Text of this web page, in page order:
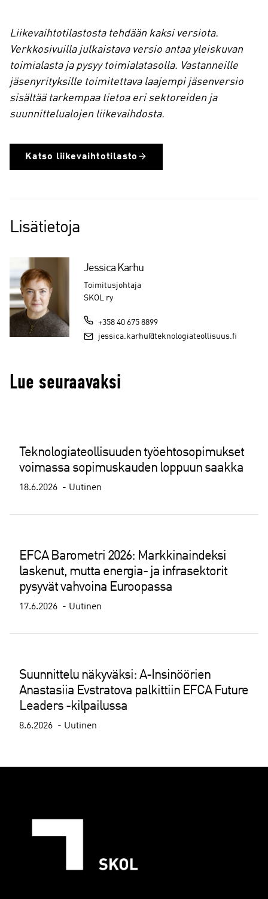
Liikevaihtotilastosta tehdään kaksi versiota.
Verkkosivuilla julkaistava versio antaa yleiskuvan
toimialasta ja pysyy toimialatasolla. Vastanneille
jäsenyrityksille toimitettava laajempi jäsenversio
sisältää tarkempaa tietoa eri sektoreiden ja
suunnittelualojen liikevaihdosta.
Katso liikevaihtotilasto
Lisätietoja
Jessica Karhu
Toimitusjohtaja
SKOL ry
+358 40 675 8899
jessica.karhu@teknologiateollisuus.fi
Lue seuraavaksi
Teknologiateollisuuden työehtosopimukset
voimassa sopimuskauden loppuun saakka
18.6.2026 Uutinen
EFCA Barometri 2026: Markkinaindeksi
laskenut, mutta energia- ja infrasektorit
pysyvät vahvoina Euroopassa
17.6.2026 Uutinen
Suunnittelu näkyväksi: A-Insinöörien
Anastasiia Evstratova palkittiin EFCA Future
Leaders -kilpailussa
8.6.2026 Uutinen